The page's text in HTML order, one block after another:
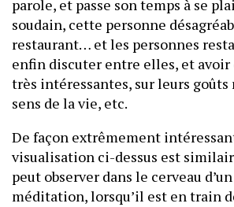
parole, et passe son temps à se
soudain, cette personne
restaurant… et les personnes
enfin discuter entre elles, et avoir
très intéressantes, sur leurs goûts
sens de la vie, etc.
De façon extrêmement
visualisation ci-dessus est
peut observer dans le cerveau
méditation, lorsqu’il est en train